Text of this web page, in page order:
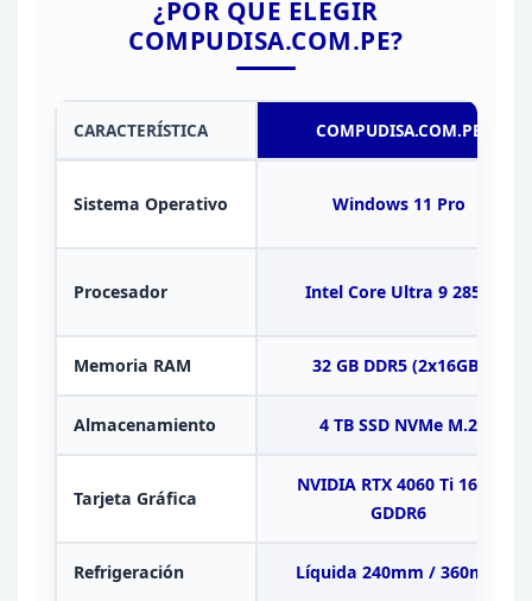
¿POR QUÉ ELEGIR
COMPUDISA.COM.PE?
CARACTERÍSTICA COMPUDISA.COM.PE
Sistema Operativo Windows 11 Pro
Procesador Intel Core Ultra 9 285K
Memoria RAM 32 GB DDR5 (2x16GB)
Almacenamiento 4 TB SSD NVMe M.2
Tarjeta Gráfica
NVIDIA RTX 4060 Ti 16GB
GDDR6
Refrigeración Líquida 240mm /360mm